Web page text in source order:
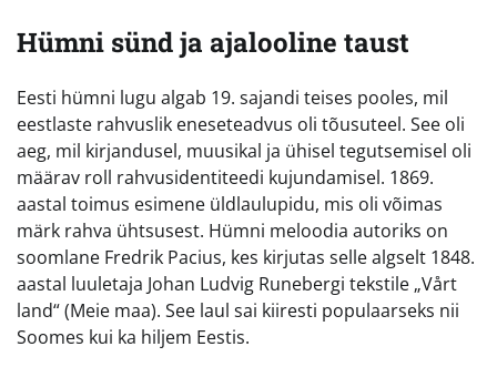
Hümni sünd ja ajalooline taust
Eesti hümni lugu algab 19. sajandi teises pooles, mil
eestlaste rahvuslik eneseteadvus oli tõusuteel. See oli
aeg, mil kirjandusel, muusikal ja ühisel tegutsemisel oli
määrav roll rahvusidentiteedi kujundamisel. 1869.
aastal toimus esimene üldlaulupidu, mis oli võimas
märk rahva ühtsusest. Hümni meloodia autoriks on
soomlane Fredrik Pacius, kes kirjutas selle algselt 1848.
aastal luuletaja Johan Ludvig Runebergi tekstile „Vårt
land“ (Meie maa). See laul sai kiiresti populaarseks nii
Soomes kui ka hiljem Eestis.